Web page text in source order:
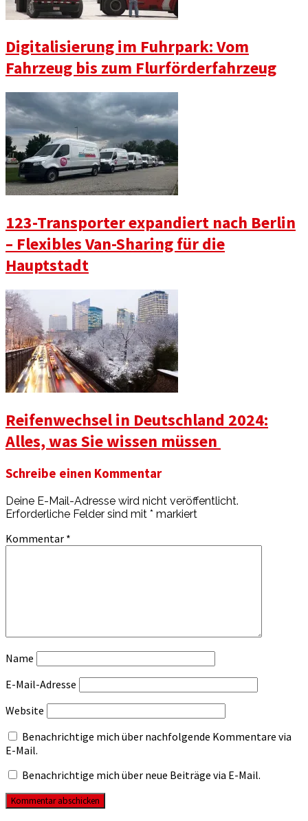
Digitalisierung im Fuhrpark: Vom
Fahrzeug bis zum Flurförderfahrzeug
123-Transporter expandiert nach Berlin
– Flexibles Van-Sharing für die
Hauptstadt
Reifenwechsel in Deutschland 2024:
Alles, was Sie wissen müssen
Schreibe einen Kommentar
Deine E-Mail-Adresse wird nicht veröffentlicht.
Erforderliche Felder sind mit * markiert
Kommentar *
Name
E-Mail-Adresse
Website
Benachrichtige mich über nachfolgende Kommentare via
E-Mail.
Benachrichtige mich über neue Beiträge via E-Mail.